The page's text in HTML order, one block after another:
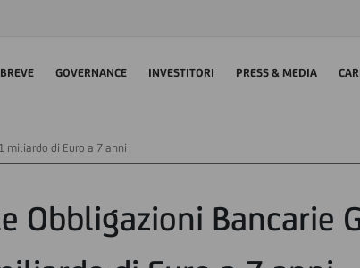
GOVERNANCE INVESTITORI PRESS & MEDIA
miliardo di Euro a 7 anni
Obbligazioni Bancarie